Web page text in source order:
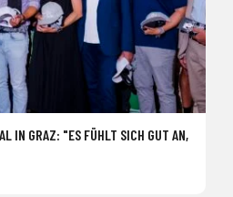
IN GRAZ: "ES FÜHLT SICH GUT AN,